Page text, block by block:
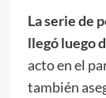
La serie de
llegó luego
acto en el
también